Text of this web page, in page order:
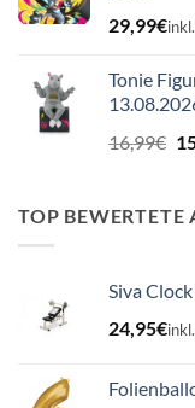
29,99€
Tonie
16,99€
TOP BEWERTETE
Siva
24,95€